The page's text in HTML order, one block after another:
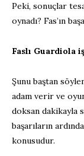
Peki, sonuçlar
oynadı? Fas’ın
Faslı Guardiola
Şunu baştan
adam verir ve
doksan dakikayla
başarıların
konusudur.